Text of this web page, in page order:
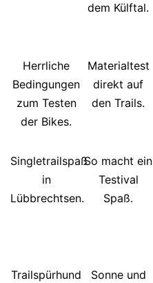
dem Külftal.
Herrliche
Bedingungen
zum Testen
der Bikes.
Materialtest
direkt auf
den Trails.
Singletrailspaß
in
Lübbrechtsen.
So macht ein
Testival
Spaß.
Trailspürhund
Sonne und